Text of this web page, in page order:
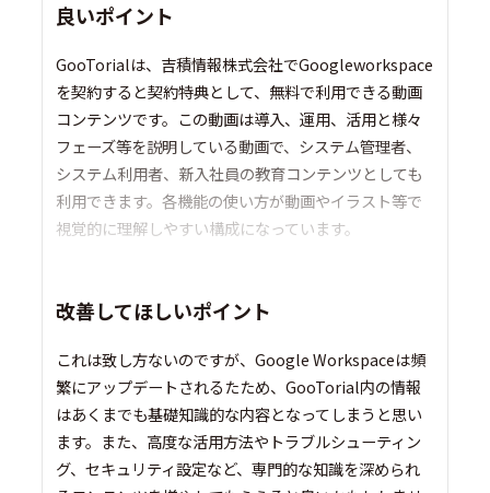
良いポイント
GooTorialは、吉積情報株式会社でGoogleworkspace
を契約すると契約特典として、無料で利用できる動画
コンテンツです。この動画は導入、運用、活用と様々
フェーズ等を説明している動画で、システム管理者、
システム利用者、新入社員の教育コンテンツとしても
利用できます。各機能の使い方が動画やイラスト等で
視覚的に理解しやすい構成になっています。
改善してほしいポイント
これは致し方ないのですが、Google Workspaceは頻
繁にアップデートされるたため、GooTorial内の情報
はあくまでも基礎知識的な内容となってしまうと思い
ます。また、高度な活用方法やトラブルシューティン
グ、セキュリティ設定など、専門的な知識を深められ